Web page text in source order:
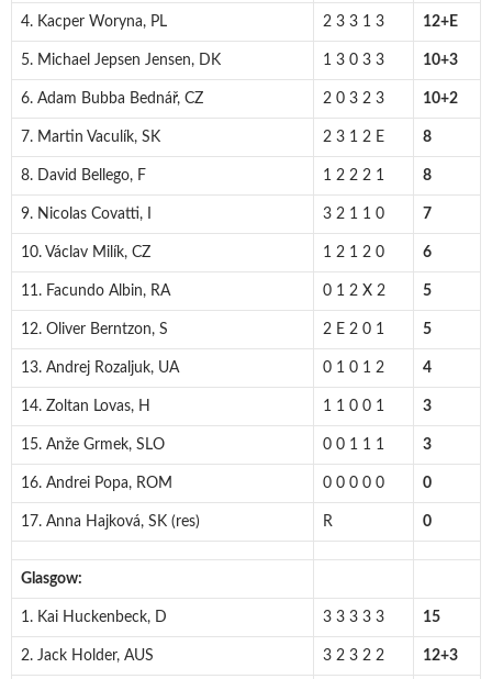
4. Kacper Woryna, PL 2 3 3 1 3 12+E
5. Michael Jepsen Jensen, DK 1 3 0 3 3 10+3
6. Adam Bubba Bednář, CZ 2 0 3 2 3 10+2
7. Martin Vaculík, SK 2 3 1 2 E 8
8. David Bellego, F 1 2 2 2 1 8
9. Nicolas Covatti, I 3 2 1 1 0 7
10. Václav Milík, CZ 1 2 1 2 0 6
11. Facundo Albin, RA 0 1 2 X 2 5
12. Oliver Berntzon, S 2 E 2 0 1 5
13. Andrej Rozaljuk, UA 0 1 0 1 2 4
14. Zoltan Lovas, H 1 1 0 0 1 3
15. Anže Grmek, SLO 0 0 1 1 1 3
16. Andrei Popa, ROM 0 0 0 0 0 0
17. Anna Hajková, SK (res) R 0
Glasgow:
1. Kai Huckenbeck, D 3 3 3 3 3 15
2. Jack Holder, AUS 3 2 3 2 2 12+3